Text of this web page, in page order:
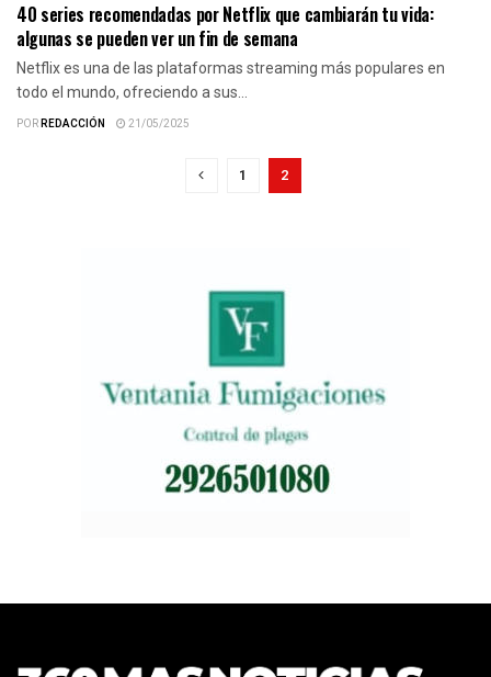
40 series recomendadas por Netflix que cambiarán tu vida:
algunas se pueden ver un fin de semana
Netflix es una de las plataformas streaming más populares en
todo el mundo, ofreciendo a sus...
PORREDACCIÓN 21/05/2025
1 2